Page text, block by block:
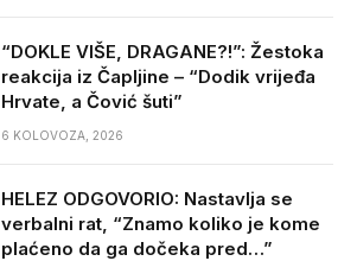
“DOKLE VIŠE, DRAGANE?!”: Žestoka
reakcija iz Čapljine – “Dodik vrijeđa
Hrvate, a Čović šuti”
6 KOLOVOZA, 2026
HELEZ ODGOVORIO: Nastavlja se
verbalni rat, “Znamo koliko je kome
plaćeno da ga dočeka pred…”